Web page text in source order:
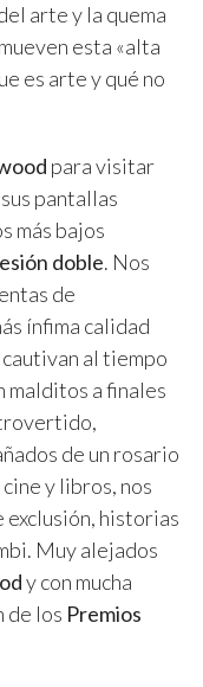
arte y la quema
esta «alta
es arte y qué no
para visitar
pantallas
más bajos
doble. Nos
de
ínfima calidad
al tiempo
malditos a finales
de un rosario
y libros, nos
exclusión, historias
Muy alejados
y con mucha
de los Premios